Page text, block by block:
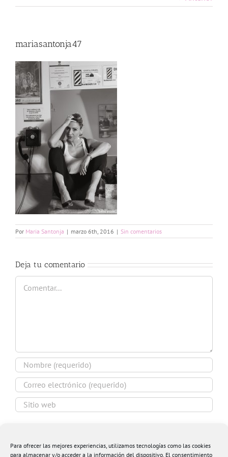
Para ofrecer las mejores experiencias, utilizamos tecnologías como las cookies
para almacenar y/o acceder a la información del dispositivo. El consentimiento
mariasantonja47
Por Maria Santonja | marzo 6th, 2016 | Sin comentarios
Deja tu comentario
Comentar
navegador para la próxima vez que comente.